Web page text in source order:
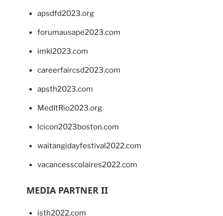
apsdfd2023.org
forumausape2023.com
imkl2023.com
careerfaircsd2023.com
apsth2023.com
MedItRio2023.org
lcicon2023boston.com
waitangidayfestival2022.com
vacancesscolaires2022.com
MEDIA PARTNER II
isth2022.com